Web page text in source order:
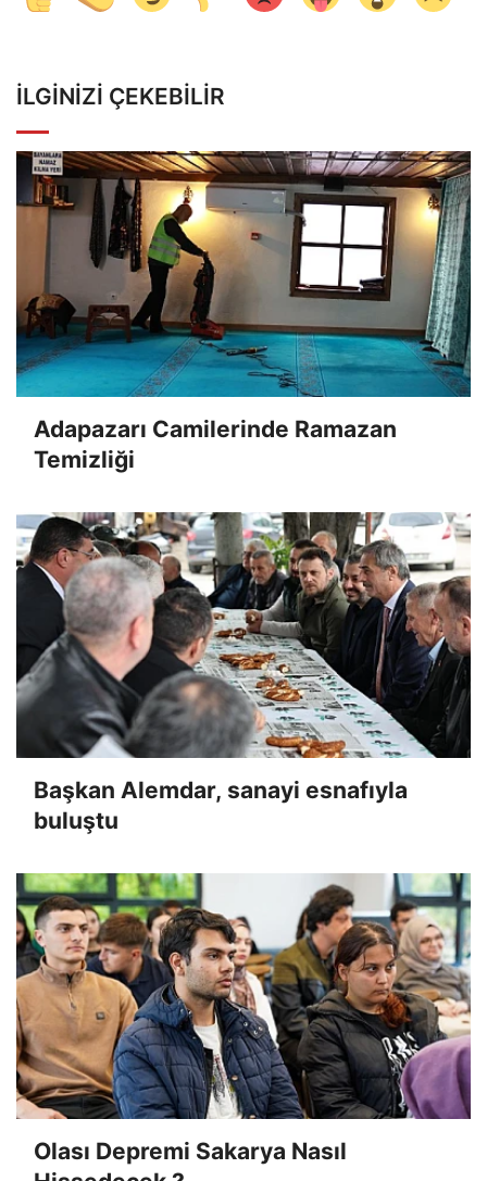
İLGINIZI ÇEKEBILIR
Adapazarı Camilerinde Ramazan
Temizliği
Başkan Alemdar, sanayi esnafıyla
buluştu
Olası Depremi Sakarya Nasıl